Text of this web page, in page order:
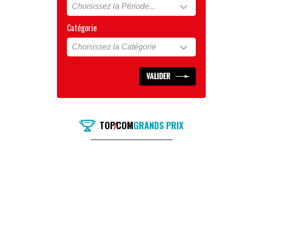
Catégorie
TOP/COMGRANDS PRIX